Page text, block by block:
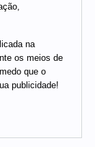
na
os meios de
que o
publicidade!